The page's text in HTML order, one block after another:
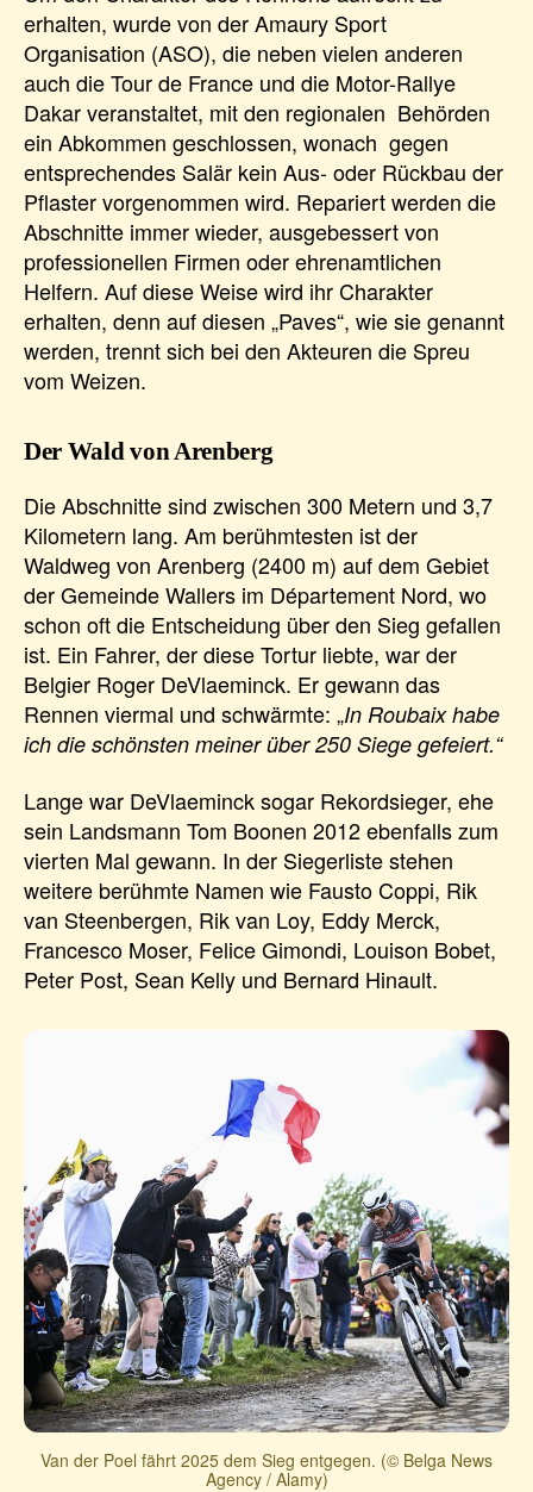
erhalten, wurde von der Amaury Sport
Organisation (ASO), die neben vielen anderen
auch die Tour de France und die Motor-Rallye
Dakar veranstaltet, mit den regionalen Behörden
ein Abkommen geschlossen, wonach gegen
entsprechendes Salär kein Aus- oder Rückbau der
Pflaster vorgenommen wird. Repariert werden die
Abschnitte immer wieder, ausgebessert von
professionellen Firmen oder ehrenamtlichen
Helfern. Auf diese Weise wird ihr Charakter
erhalten, denn auf diesen „Paves“, wie sie genannt
werden, trennt sich bei den Akteuren die Spreu
vom Weizen.
Der Wald von Arenberg
Die Abschnitte sind zwischen 300 Metern und 3,7
Kilometern lang. Am berühmtesten ist der
Waldweg von Arenberg (2400 m) auf dem Gebiet
der Gemeinde Wallers im Département Nord, wo
schon oft die Entscheidung über den Sieg gefallen
ist. Ein Fahrer, der diese Tortur liebte, war der
Belgier Roger DeVlaeminck. Er gewann das
Rennen viermal und schwärmte: „In Roubaix habe
ich die schönsten meiner über 250 Siege gefeiert.“
Lange war DeVlaeminck sogar Rekordsieger, ehe
sein Landsmann Tom Boonen 2012 ebenfalls zum
vierten Mal gewann. In der Siegerliste stehen
weitere berühmte Namen wie Fausto Coppi, Rik
van Steenbergen, Rik van Loy, Eddy Merck,
Francesco Moser, Felice Gimondi, Louison Bobet,
Peter Post, Sean Kelly und Bernard Hinault.
Van der Poel fährt 2025 dem Sieg entgegen. (© Belga News
Agency / Alamy)